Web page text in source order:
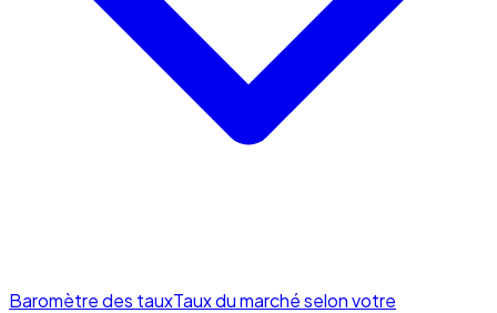
Baromètre des tauxTaux du marché selon votre